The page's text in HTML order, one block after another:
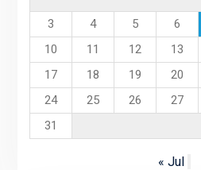
3
4 5 6
10
11 12 13
17
18 19 20
24
25 26 27
31
« Jul